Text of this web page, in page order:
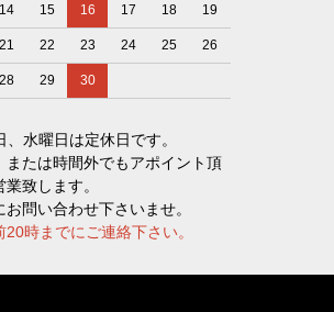
14 15 16 17 18 19
21 22 23 24 25 26
28 29 30
、水曜日は定休日です。
または時間外でもアポイント頂
致します。
お問い合わせ下さいませ。
時までにご連絡下さい。